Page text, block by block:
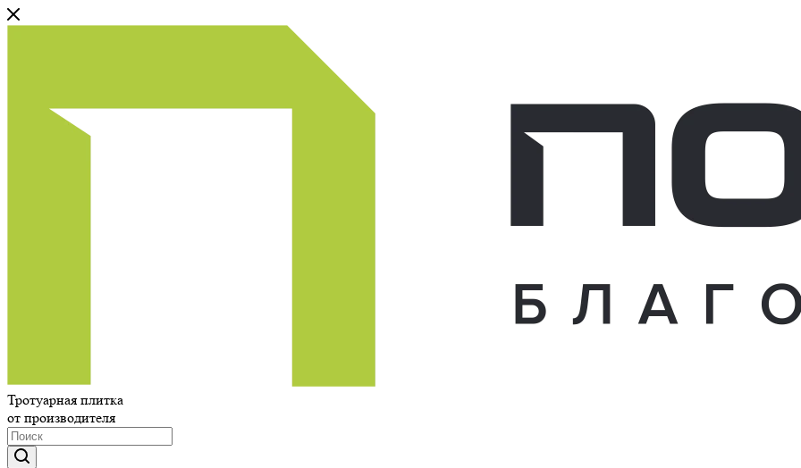
Тротуарная плитка
от производителя